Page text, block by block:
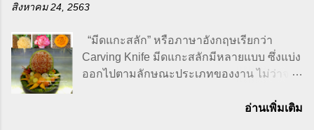
ข้าวต้มพร้อม เอาจริง ๆ เลยนะตาเริ่มมาหัดทำ
เพราะว่าจะออกไปทานข้าวนอกบ้านทีก็รู้สึก
ลำบาก คือต้องขนของลูกเยอะมากไม่ว่าจะ
เป็น นม, ผ้าอ้อม, เสื้อผ้า, รถเข็น,สารพัดจะจัด
ทำซุปฝรั่งกับสลัดกินแทนข้าว กินง่ายและมี
Pumpkin Soup กับซีซาร์สลัด Caesar Salad
ที่มารูปภาพ: ผู้เขียนถ่ายเอง ส่วนประกอบที่มา
ช่วยเพิ่มความอร่อยแบบขาดไม่ได้เลยก็คือครู
แล้วฟินมากกกค่ะคุณขา จะว่าไปครูตองซ์
สิงหาคม 24, 2563
“มีดแกะสลัก” หรือภาษาอังกฤษเรียกว่า
Carving Knife มีดแกะสลักมีหลายแบบ ซึ่งแบ่ง
ออกไปตามลักษณะประเภทของงาน ไม่ว่าจะ
แกะสลักผักผลไม้ การแกะสลักหิน เป็นต้น วัน
อ่านเพิ่มเติม